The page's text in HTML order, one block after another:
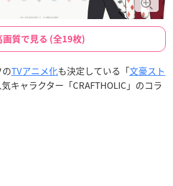
画質で見る (全19枚)
TVアニメ化も決定している「文豪スト
気キャラクター「CRAFTHOLIC」のコラ